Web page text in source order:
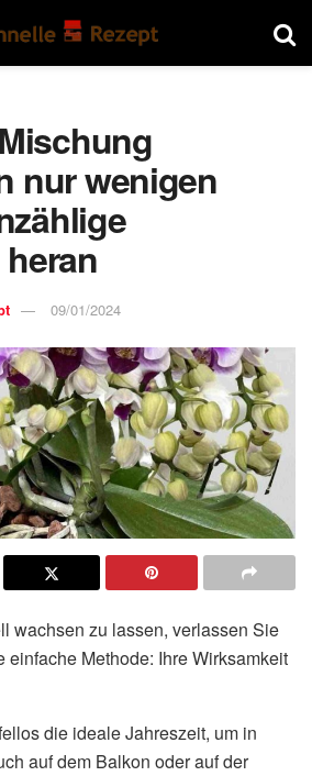
nur wenigen
09/01/2024
wachsen zu lassen, verlassen Sie
einfache Methode: Ihre Wirksamkeit
die ideale Jahreszeit, um in
auf dem Balkon oder auf der